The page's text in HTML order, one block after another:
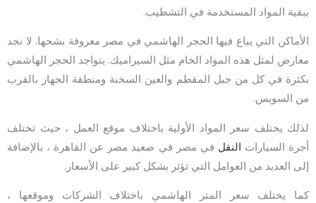
ببقية المواد المستخدمة في التشطيب.
الأماكن التي يباع فيها الحجر الهاشمي في مصر معروفة بشحها. لا نجد
معارض لمثل هذه المواد الخام مثل السيراميك. يتواجد الحجر الهاشمي
بكثرة في كل من جبل المقطم والعين السخنة ومنطقة الجهاز بالقرب
من السويس.
لذلك يختلف سعر المواد الأولية باختلاف موقع العمل ، حيث تختلف
أجرة السيارات النقل في مصر في صعيد مصر عن القاهرة ، بالإضافة
إلى العديد من العوامل التي تؤثر بشكل كبير على الأسعار.
كما يختلف سعر المتر الهاشمي باختلاف الشركات وموقعها ،